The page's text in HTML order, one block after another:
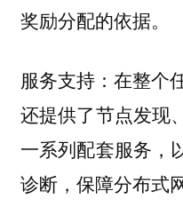
奖励分配的依据。
服务支持：在整个
还提供了节点发现
一系列配套服务，
诊断，保障分布式